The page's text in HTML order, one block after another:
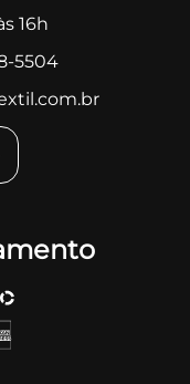
16h
5504